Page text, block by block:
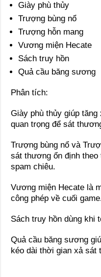
Giày phù thủy
Trượng bùng nổ
Trượng hỗn mang
Vương miện Hecate
Sách truy hồn
Quả cầu băng sương
Phân tích:
Giày phù thủy giúp
quan trọng để sát
Trượng bùng nổ và
sát thương ổn định
spam chiêu.
Vương miện Hecate là
công phép về cuối
Sách truy hồn dùng khi
Quả cầu băng sương
kéo dài thời gian xả sát